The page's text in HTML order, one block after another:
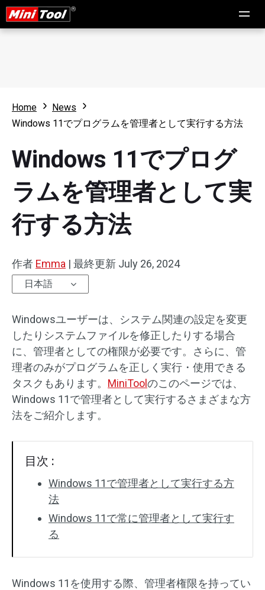
Home
News
Windows 11でプログラムを管理者として実行する方法
Windows 11でプログ
ラムを管理者として実
行する方法
作者 Emma | 最終更新 July 26, 2024
日本語
Windowsユーザーは、システム関連の設定を変更
したりシステムファイルを修正したりする場合
に、管理者としての権限が必要です。さらに、管
理者のみがプログラムを正しく実行・使用できる
タスクもあります。 MiniToolのこのページでは、
Windows 11で管理者として実行するさまざまな方
法をご紹介します。
目次 :
Windows 11で管理者として実行する方
法
Windows 11で常に管理者として実行す
る
Windows 11を使用する際、管理者権限を持ってい